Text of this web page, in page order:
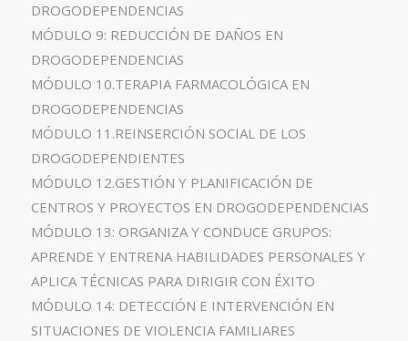
DROGODEPENDENCIAS
MÓDULO 9: REDUCCIÓN DE DAÑOS EN
DROGODEPENDENCIAS
MÓDULO 10.TERAPIA FARMACOLÓGICA EN
DROGODEPENDENCIAS
MÓDULO 11.REINSERCIÓN SOCIAL DE LOS
DROGODEPENDIENTES
MÓDULO 12.GESTIÓN Y PLANIFICACIÓN DE
CENTROS Y PROYECTOS EN DROGODEPENDENCIAS
MÓDULO 13: ORGANIZA Y CONDUCE GRUPOS:
APRENDE Y ENTRENA HABILIDADES PERSONALES Y
APLICA TÉCNICAS PARA DIRIGIR CON ÉXITO
MÓDULO 14: DETECCIÓN E INTERVENCIÓN EN
SITUACIONES DE VIOLENCIA FAMILIARES